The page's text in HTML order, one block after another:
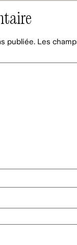
publiée. Les